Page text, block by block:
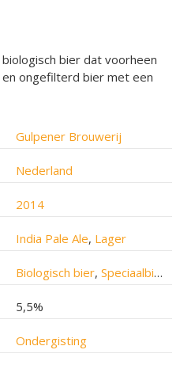
bier dat voorheen
ongefilterd bier met een
Gulpener Brouwerij
Nederland
2014
India Pale Ale, Lager
Biologisch bier, Speciaalbier
5,5%
Ondergisting